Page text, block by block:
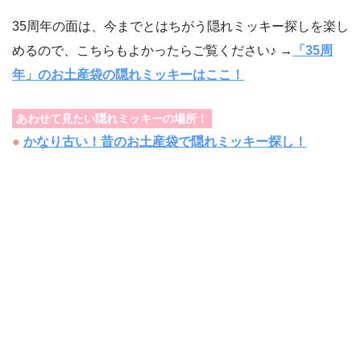
35周年の面は、今までとはちがう隠れミッキー探しを楽し
めるので、こちらもよかったらご覧ください♪ →
「35周
年」のお土産袋の隠れミッキーはここ！
あわせて見たい隠れミッキーの場所！
● かなり古い！昔のお土産袋で隠れミッキー探し！